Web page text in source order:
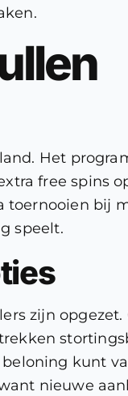
Het
free spins
toernooien bij
speelt.
zijn opgezet.
beloning kunt
nieuwe